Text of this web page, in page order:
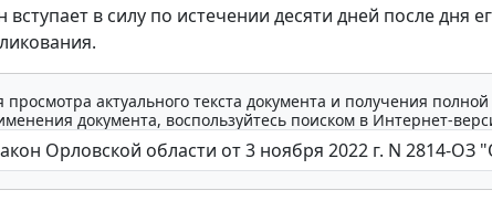
вступает в силу по истечении десяти дней после дня
просмотра актуального текста документа и получения
документа, воспользуйтесь поиском в Интернет-